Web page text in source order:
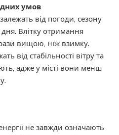
умов
від погоди, сезону
дня. Влітку отримання
вищою, ніж взимку.
від стабільності вітру та
адже у місті вони менш
не завжди означають